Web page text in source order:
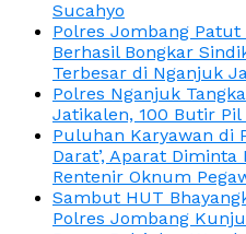
Sucahyo
Polres Jombang Patut
Berhasil Bongkar
Terbesar di Nganjuk
Polres Nganjuk
Jatikalen, 100 Butir
Puluhan Karyawan di
Darat’, Aparat
Rentenir Oknum
Sambut HUT
Polres Jombang